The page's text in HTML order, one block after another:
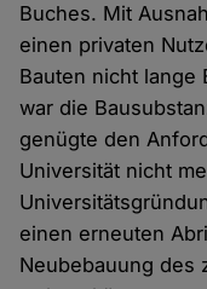
Buches. Mit
einen privaten
Bauten nicht lange
war die
genügte den
Universität nicht
einen erneuten
Neubebauung des